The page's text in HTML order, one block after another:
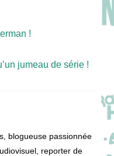
!
jumeau de série !
blogueuse passionnée
reporter de